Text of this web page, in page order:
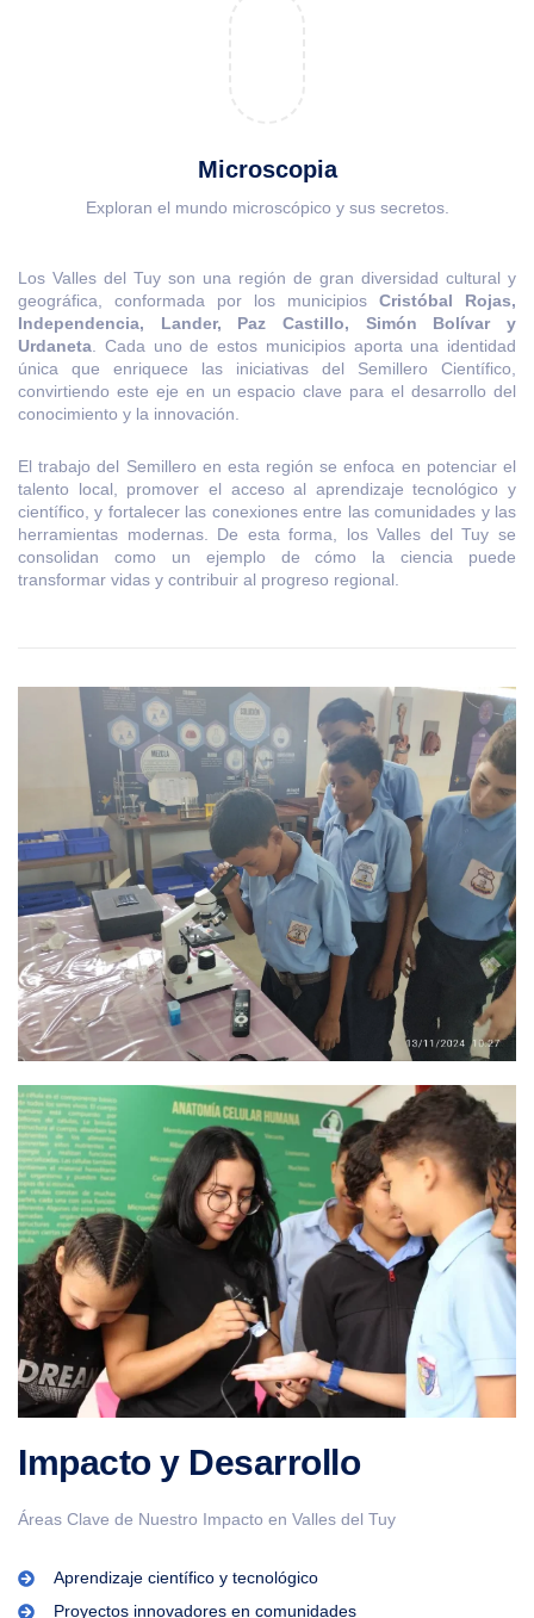
Microscopia
Exploran el mundo microscópico y sus secretos.
Los Valles del Tuy son una región de gran diversidad cultural y
geográfica, conformada por los municipios Cristóbal Rojas,
Independencia, Lander, Paz Castillo, Simón Bolívar y
Urdaneta . Cada uno de estos municipios aporta una identidad
única que enriquece las iniciativas del Semillero Científico,
convirtiendo este eje en un espacio clave para el desarrollo del
conocimiento y la innovación.
El trabajo del Semillero en esta región se enfoca en potenciar el
talento local, promover el acceso al aprendizaje tecnológico y
científico, y fortalecer las conexiones entre las comunidades y las
herramientas modernas. De esta forma, los Valles del Tuy se
consolidan como un ejemplo de cómo la ciencia puede
transformar vidas y contribuir al progreso regional.
Impacto y Desarrollo
Áreas Clave de Nuestro Impacto en Valles del Tuy
Aprendizaje científico y tecnológico
Proyectos innovadores en comunidades